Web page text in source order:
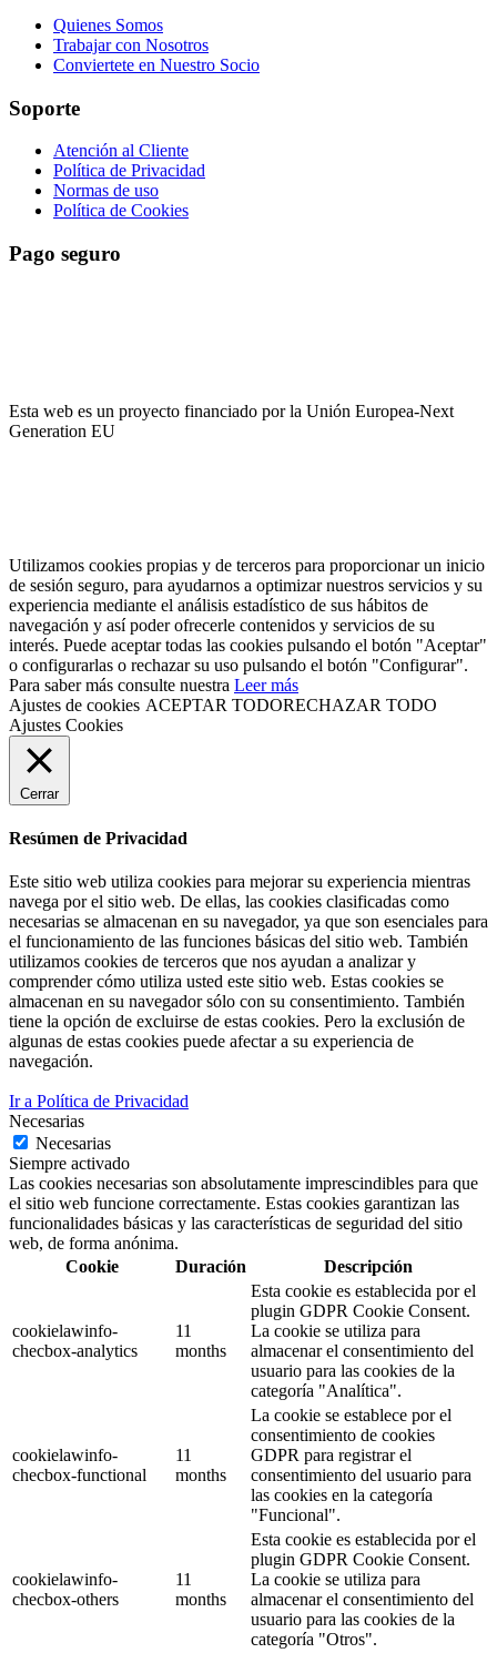
Quienes Somos
Trabajar con Nosotros
Conviertete en Nuestro Socio
Soporte
Atención al Cliente
Política de Privacidad
Normas de uso
Política de Cookies
Pago seguro
Esta web es un proyecto financiado por la Unión Europea-Next
Generation EU
Utilizamos cookies propias y de terceros para proporcionar un inicio
de sesión seguro, para ayudarnos a optimizar nuestros servicios y su
experiencia mediante el análisis estadístico de sus hábitos de
navegación y así poder ofrecerle contenidos y servicios de su
interés. Puede aceptar todas las cookies pulsando el botón "Aceptar"
o configurarlas o rechazar su uso pulsando el botón "Configurar".
Para saber más consulte nuestra Leer más
Ajustes de cookies ACEPTAR TODORECHAZAR TODO
Ajustes Cookies
Cerrar
Resúmen de Privacidad
Este sitio web utiliza cookies para mejorar su experiencia mientras
navega por el sitio web. De ellas, las cookies clasificadas como
necesarias se almacenan en su navegador, ya que son esenciales para
el funcionamiento de las funciones básicas del sitio web. También
utilizamos cookies de terceros que nos ayudan a analizar y
comprender cómo utiliza usted este sitio web. Estas cookies se
almacenan en su navegador sólo con su consentimiento. También
tiene la opción de excluirse de estas cookies. Pero la exclusión de
algunas de estas cookies puede afectar a su experiencia de
navegación.
Ir a Política de Privacidad
Necesarias
Necesarias
Siempre activado
Las cookies necesarias son absolutamente imprescindibles para que
el sitio web funcione correctamente. Estas cookies garantizan las
funcionalidades básicas y las características de seguridad del sitio
web, de forma anónima.
Cookie
Duración Descripción
cookielawinfo-
checbox-analytics
11
months
Esta cookie es establecida por el
plugin GDPR Cookie Consent.
La cookie se utiliza para
almacenar el consentimiento del
usuario para las cookies de la
categoría "Analítica".
cookielawinfo-
checbox-functional
11
months
La cookie se establece por el
consentimiento de cookies
GDPR para registrar el
consentimiento del usuario para
las cookies en la categoría
"Funcional".
cookielawinfo-
checbox-others
11
months
Esta cookie es establecida por el
plugin GDPR Cookie Consent.
La cookie se utiliza para
almacenar el consentimiento del
usuario para las cookies de la
categoría "Otros".